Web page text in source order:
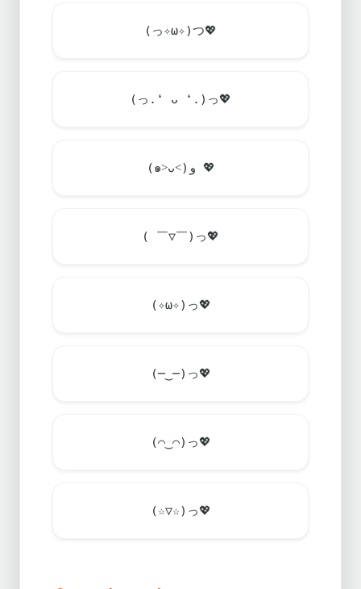
(っ✧ω✧)つ💖
(っ.❛ ᴗ ❛.)っ💖
💖
( ￣▽￣)っ💖
(✧ω✧)っ💖
(─‿─)っ💖
(⌒‿⌒)っ💖
(☆▽☆)っ💖